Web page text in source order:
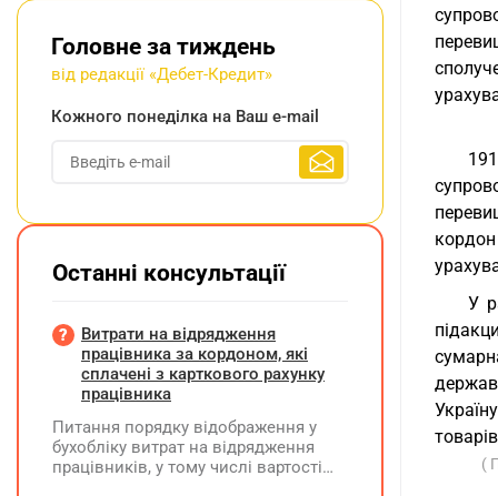
У
(
Головне за тиждень
від редакції «Дебет-Кредит»
Кожного понеділка на Ваш e-mail
Останні консультації
Витрати на відрядження
працівника за кордоном, які
сплачені з карткового рахунку
працівника
Питання порядку відображення у
бухобліку витрат на відрядження
працівників, у тому числі вартості